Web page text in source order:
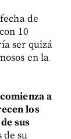
de
10
ser quizá
en la
comienza a
los
sus
de su